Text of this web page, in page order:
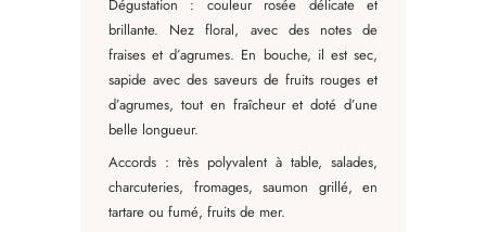
Dégustation : couleur rosée délicate et
brillante. Nez floral, avec des notes de
fraises et d’agrumes. En bouche, il est sec,
sapide avec des saveurs de fruits rouges et
d’agrumes, tout en fraîcheur et doté d’une
belle longueur.
Accords : très polyvalent à table, salades,
charcuteries, fromages, saumon grillé, en
tartare ou fumé, fruits de mer.